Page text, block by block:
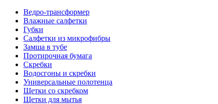
Ведро-трансформер
Влажные салфетки
Губки
Салфетки из микрофибры
Замша в тубе
Протирочная бумага
Скребки
Водосгоны и скребки
Универсальные полотенца
Щетки со скребком
Щетки для мытья